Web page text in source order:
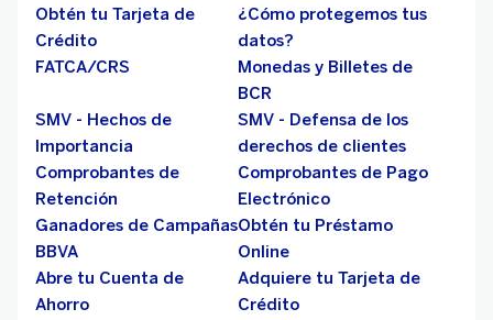
Obtén tu Tarjeta de
Crédito
¿Cómo protegemos tus
datos?
FATCA/CRS
Monedas y Billetes de
BCR
SMV - Hechos de
Importancia
SMV - Defensa de los
derechos de clientes
Comprobantes de
Retención
Comprobantes de Pago
Electrónico
Ganadores de Campañas
BBVA
Obtén tu Préstamo
Online
Abre tu Cuenta de
Ahorro
Adquiere tu Tarjeta de
Crédito